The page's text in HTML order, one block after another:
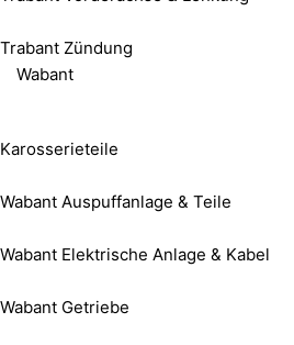
Trabant Zündung
Wabant
Karosserieteile
Wabant Auspuffanlage & Teile
Wabant Elektrische Anlage & Kabel
Wabant Getriebe